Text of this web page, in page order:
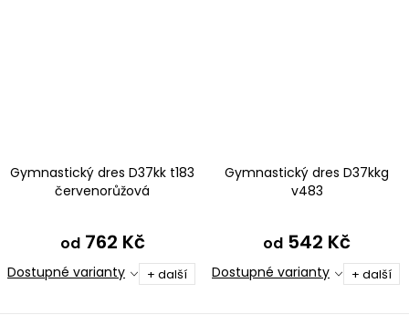
Gymnastický dres D37kk t183
červenorůžová
od762 Kč
Dostupné varianty + další
Gymnastický dres D37kkg
v483
od 542 Kč
Dostupné varianty + další